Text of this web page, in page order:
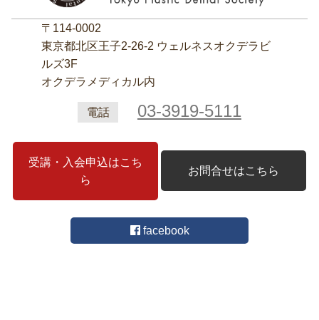
〒114-0002
東京都北区王子2‐26‐2 ウェルネスオクデラビ
ルズ3F
オクデラメディカル内
電話 03-3919-5111
受講・入会申込はこち
ら
お問合せはこちら
facebook